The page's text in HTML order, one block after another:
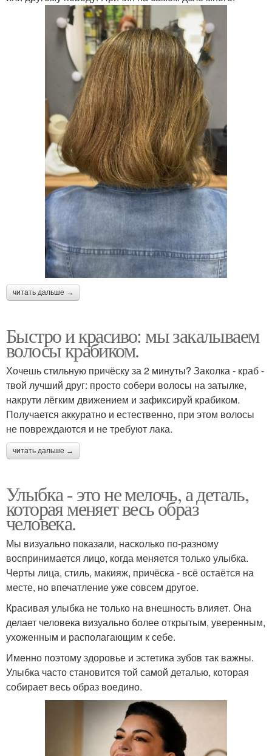
читать дальше →
Быстро и красиво: мы закалываем
волосы крабиком.
Хочешь стильную причёску за 2 минуты? Заколка - краб -
твой лучший друг: просто собери волосы на затылке,
накрути лёгким движением и зафиксируй крабиком.
Получается аккуратно и естественно, при этом волосы
не повреждаются и не требуют лака.
читать дальше →
Улыбка - это не мелочь, а деталь,
которая меняет весь образ
человека.
Мы визуально показали, насколько по-разному
воспринимается лицо, когда меняется только улыбка.
Черты лица, стиль, макияж, причёска - всё остаётся на
месте, но впечатление уже совсем другое.
Красивая улыбка не только на внешность влияет. Она
делает человека визуально более открытым, уверенным,
ухоженным и располагающим к себе.
Именно поэтому здоровье и эстетика зубов так важны.
Улыбка часто становится той самой деталью, которая
собирает весь образ воедино.